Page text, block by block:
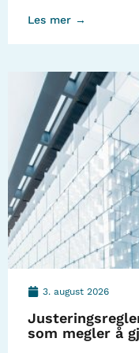
Les mer →
3. august 2026
som megler å